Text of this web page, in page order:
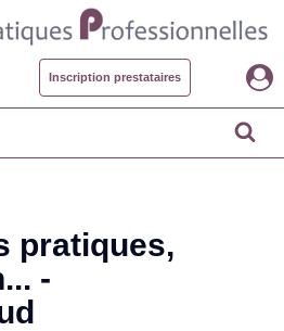
Inscription prestataires
pratiques,
-